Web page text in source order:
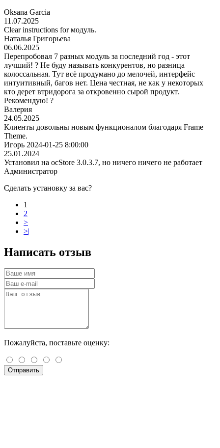
Oksana Garcia
11.07.2025
Clear instructions for модуль.
Наталья Григорьева
06.06.2025
Перепробовал 7 разных модуль за последний год - этот
лучший! ? Не буду называть конкурентов, но разница
колоссальная. Тут всё продумано до мелочей, интерфейс
интуитивный, багов нет. Цена честная, не как у некоторых
кто дерет втридорога за откровенно сырой продукт.
Рекомендую! ?
Валерия
24.05.2025
Клиенты довольны новым функционалом благодаря Frame
Theme.
Игорь 2024-01-25 8:00:00
25.01.2024
Установил на ocStore 3.0.3.7, но ничего ничего не работает
Администратор
Сделать установку за вас?
1
2
>
>|
Написать отзыв
Пожалуйста, поставьте оценку:
Отправить